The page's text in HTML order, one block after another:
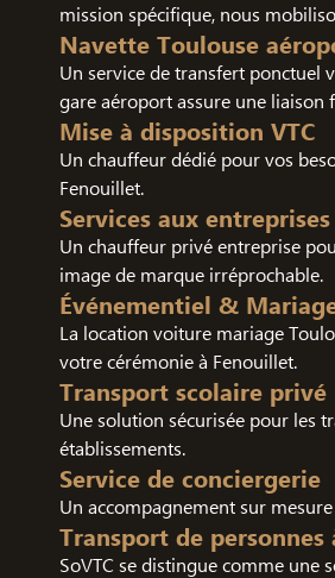
mission spécifique, nous
Navette Toulouse
Un service de transfert ponctuel
gare aéroport assure une liaison
Mise à disposition VTC
Un chauffeur dédié pour vos
Fenouillet.
Services aux entreprises
Un chauffeur privé entreprise
image de marque irréprochable.
Événementiel &
La location voiture mariage
votre cérémonie à Fenouillet.
Transport scolaire privé
Une solution sécurisée pour les
établissements.
Service de conciergerie
Un accompagnement sur
Transport de
SoVTC se distingue comme